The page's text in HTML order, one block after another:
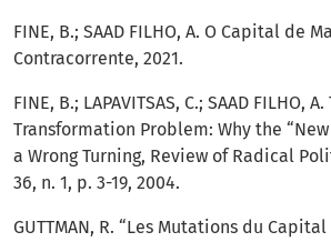
FINE, B.; SAAD FILHO, A. O Capital de
Contracorrente, 2021.
FINE, B.; LAPAVITSAS, C.; SAAD FILHO,
Transformation Problem: Why the
a Wrong Turning, Review of Radical
36, n. 1, p. 3-19, 2004.
GUTTMAN, R. “Les Mutations du